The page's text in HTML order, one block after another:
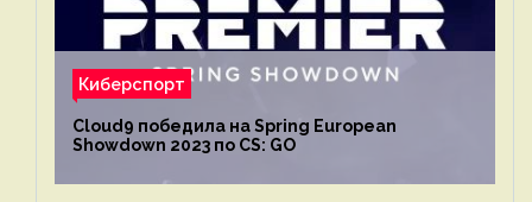
Киберспорт
Cloud9 победила на Spring European
Showdown 2023 по CS: GO